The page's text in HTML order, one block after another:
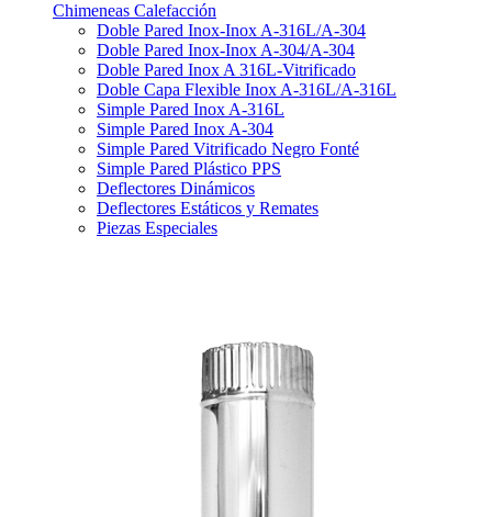
Chimeneas Calefacción
Doble Pared Inox-Inox A-316L/A-304
Doble Pared Inox-Inox A-304/A-304
Doble Pared Inox A 316L-Vitrificado
Doble Capa Flexible Inox A-316L/A-316L
Simple Pared Inox A-316L
Simple Pared Inox A-304
Simple Pared Vitrificado Negro Fonté
Simple Pared Plástico PPS
Deflectores Dinámicos
Deflectores Estáticos y Remates
Piezas Especiales